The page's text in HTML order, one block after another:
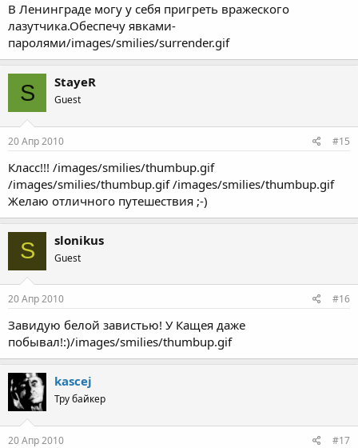
В Ленинграде могу у себя пригреть вражеского
лазутчика.Обеспечу явками-
паролями/images/smilies/surrender.gif
S StayeR
Guest
20 Апр 2010 #15
Класс!!! /images/smilies/thumbup.gif
/images/smilies/thumbup.gif /images/smilies/thumbup.gif
Желаю отличного путешествия ;-)
S slonikus
Guest
20 Апр 2010 #16
Завидую белой завистью! У Кащея даже
побывал!:)/images/smilies/thumbup.gif
kascej
Тру байкер
20 Апр 2010 #17